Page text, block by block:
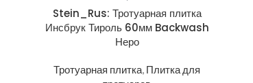
Stein_Rus: Тротуарная плитка
Инсбрук Тироль 60мм Backwash
Неро
Тротуарная плитка, Плитка для